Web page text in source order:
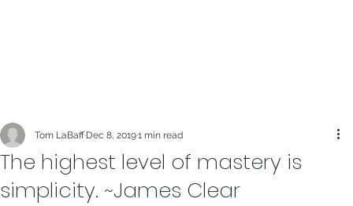
The highest level of mastery is
simplicity. ~James Clear
Tom LaBaff Dec 8, 20191 min read